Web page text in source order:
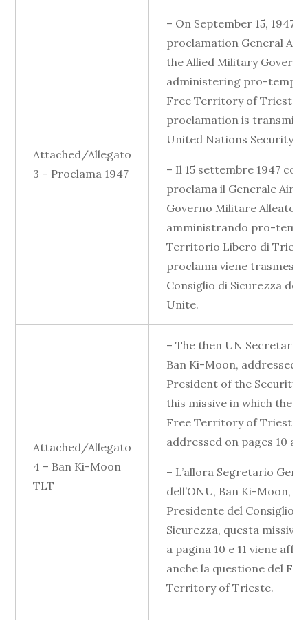
Attached/Allegato
3 – Proclama 1947
– On September 15, 1947
proclamation General
the Allied Military
administering pro-
Free Territory of Trieste.
proclamation is
United Nations Security
– Il 15 settembre 1947 con
proclama il Generale
Governo Militare Alleato,
amministrando pro-
Territorio Libero di
proclama viene
Consiglio di Sicurezza
Unite.
Attached/Allegato
4 – Ban Ki-Moon
TLT
– The then UN Secretary
Ban Ki-Moon, addressed
President of the Security
this missive in which the
Free Territory of Trieste
addressed on pages 10
– L’allora Segretario
dell’ONU, Ban Ki-Moon,
Presidente del Consiglio di
Sicurezza, questa missiva
a pagina 10 e 11 viene
anche la questione del
Territory of Trieste.